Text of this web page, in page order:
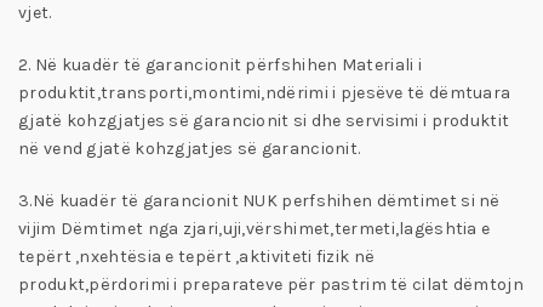
vjet.
2. Në kuadër të garancionit përfshihen Materiali i
produktit,transporti,montimi,ndërimi i pjesëve të dëmtuara
gjatë kohzgjatjes së garancionit si dhe servisimi i produktit
në vend gjatë kohzgjatjes së garancionit.
3.Në kuadër të garancionit NUK perfshihen dëmtimet si në
vijim Dëmtimet nga zjari,uji,vërshimet,termeti,lagështia e
tepërt ,nxehtësia e tepërt ,aktiviteti fizik në
produkt,përdorimi i preparateve për pastrim të cilat dëmtojn